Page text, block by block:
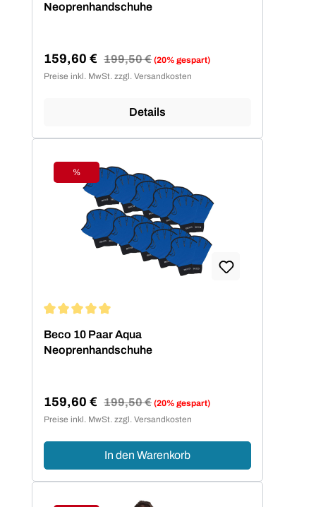
Neoprenhandschuhe
Verkaufspreis:
159,60 € Regulärer Preis:
199,50 € (20% gespart)
Preise inkl. MwSt. zzgl. Versandkosten
Details
Rabatt
%
Beco 10 Paar Aqua
Neoprenhandschuhe
Verkaufspreis:
159,60 € Regulärer Preis:
199,50 € (20% gespart)
Preise inkl. MwSt. zzgl. Versandkosten
In den Warenkorb